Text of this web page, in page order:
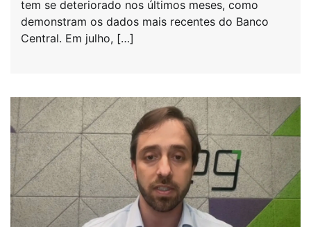
tem se deteriorado nos últimos meses, como
demonstram os dados mais recentes do Banco
Central. Em julho, […]